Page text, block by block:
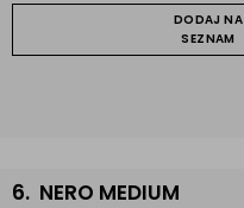
DODAJ NA
SEZNAM
6. NERO MEDIUM